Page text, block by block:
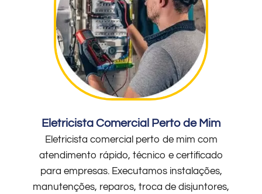
Eletricista Comercial Perto de Mim
Eletricista comercial perto de mim com
atendimento rápido, técnico e certificado
para empresas. Executamos instalações,
manutenções, reparos, troca de disjuntores,